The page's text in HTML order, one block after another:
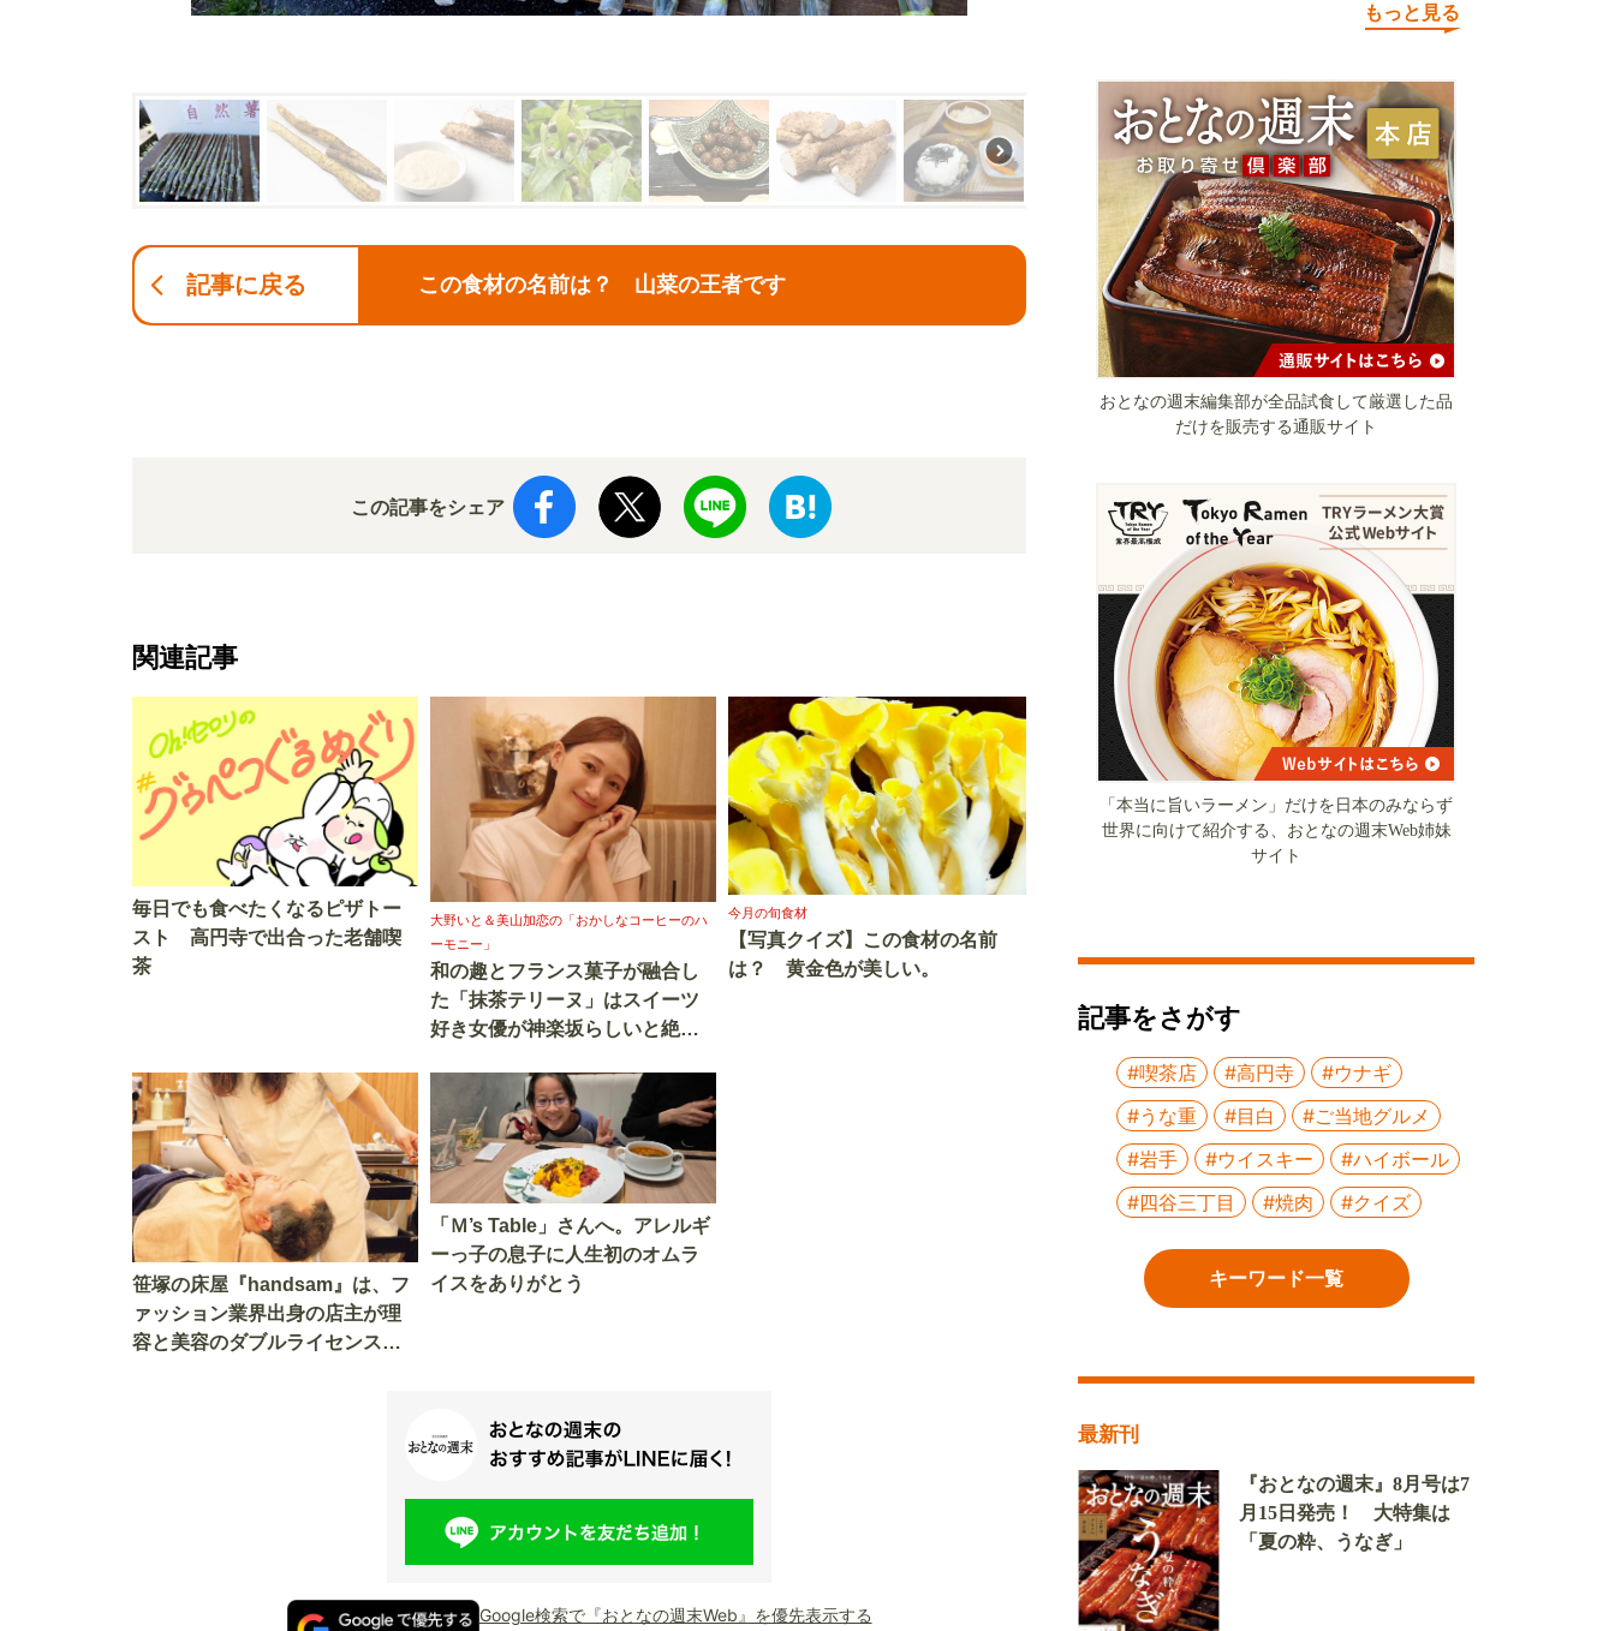
記事に戻る この食材の名前は？ 山菜の王者です
この記事をシェア
関連記事
毎日でも食べたくなるピザトー
スト 高円寺で出合った老舗喫
茶
大野いと＆美山加恋の「おかしなコーヒーのハ
ーモニー」
和の趣とフランス菓子が融合し
た「抹茶テリーヌ」はスイーツ
好き女優が神楽坂らしいと絶賛
今月の旬食材
【写真クイズ】この食材の名前
は？ 黄金色が美しい。
笹塚の床屋『handsam』は、フ
ァッション業界出身の店主が理
容と美容のダブルライセンスで
「Ｍ’s Table」さんへ。アレルギ
ーっ子の息子に人生初のオムラ
イスをありがとう
Google検索で『おとなの週末Web』を優先表示する
もっと見る
おとなの週末編集部が全品試食して厳選した品
だけを販売する通販サイト
「本当に旨いラーメン」だけを日本のみならず
世界に向けて紹介する、おとなの週末Web姉妹
サイト
記事をさがす
#喫茶店 #高円寺
#ウナギ
#うな重
#目白
#ご当地グルメ
#岩手
#ウイスキー
#ハイボール
#四谷三丁目
#焼肉 #クイズ
キーワード一覧
最新刊
『おとなの週末』8月号は7
月15日発売！ 大特集は
「夏の粋、うなぎ」